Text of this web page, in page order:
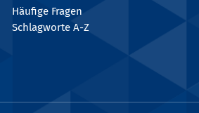
Häufige Fragen
Schlagworte A-Z